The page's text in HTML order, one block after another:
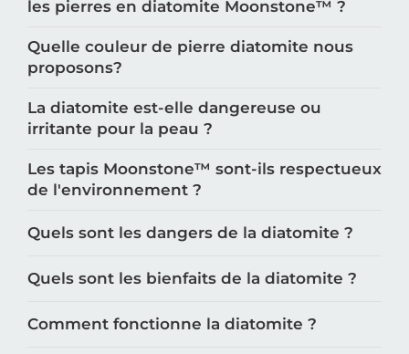
les pierres en diatomite Moonstone™️ ?
Quelle couleur de pierre diatomite nous
proposons?
La diatomite est-elle dangereuse ou
irritante pour la peau ?
Les tapis Moonstone™️ sont-ils respectueux
de l'environnement ?
Quels sont les dangers de la diatomite ?
Quels sont les bienfaits de la diatomite ?
Comment fonctionne la diatomite ?